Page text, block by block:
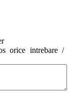
orice intrebare /